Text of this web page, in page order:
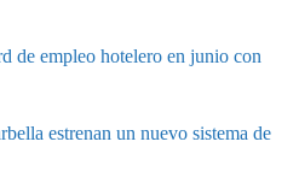
de empleo hotelero en junio con
estrenan un nuevo sistema de